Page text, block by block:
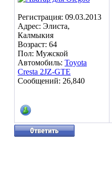
Регистрация: 09.03.2013
Адрес: Элиста,
Калмыкия
Возраст: 64
Пол: Мужской
Автомобиль: Toyota
Cresta 2JZ-GTE
Сообщений: 26,840